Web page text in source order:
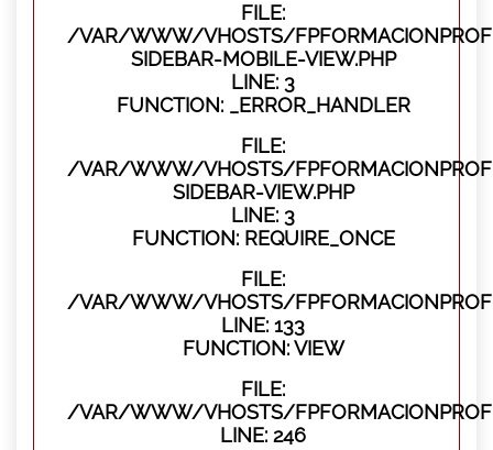
FILE:
/VAR/WWW/VHOSTS/
SIDEBAR-MOBILE-VIEW.PHP
LINE: 3
FUNCTION: _ERROR_HANDLER
FILE:
/VAR/WWW/VHOSTS/
SIDEBAR-VIEW.PHP
LINE: 3
FUNCTION: REQUIRE_ONCE
FILE:
/VAR/WWW/VHOSTS/
LINE: 133
FUNCTION: VIEW
FILE:
/VAR/WWW/VHOSTS/
LINE: 246